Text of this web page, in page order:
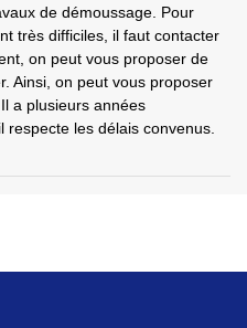
de démoussage. Pour
très difficiles, il faut contacter
on peut vous proposer de
Ainsi, on peut vous proposer
a plusieurs années
les délais convenus.